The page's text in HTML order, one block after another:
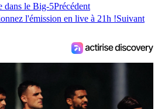
dans le Big-5Précédent
l'émission en live à 21h !Suivant